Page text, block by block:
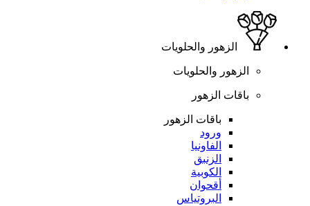
الزهور والحلويات
الزهور والحلويات
باقات الزهور
باقات الزهور
ورود
الفاونيا
الزنبق
الكوبية
أقحوان
البروتياس